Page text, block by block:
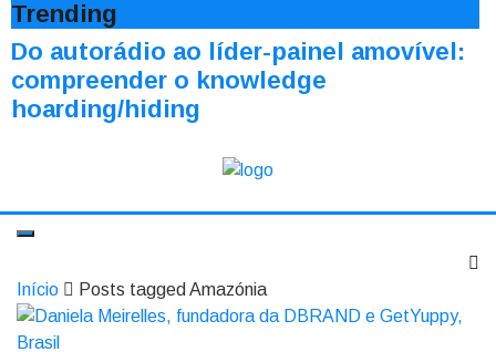
Trending
Do autorádio ao líder-painel amovível:
compreender o knowledge
hoarding/hiding
Início Posts tagged Amazónia